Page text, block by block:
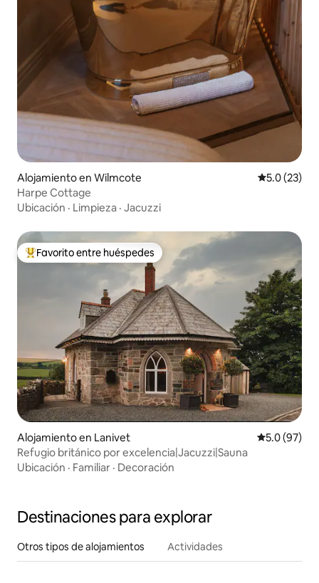
Alojamiento en Wilmcote Calificación
5.0 (23)
Harpe Cottage
Ubicación · Limpieza · Jacuzzi
Favorito entre huéspedes preferido
Favorito entre huéspedes
Alojamiento en Lanivet Calificación
5.0 (97)
Refugio británico por excelencia|Jacuzzi|Sauna
Ubicación · Familiar · Decoración
Destinaciones para explorar
Otros tipos de alojamientos Actividades